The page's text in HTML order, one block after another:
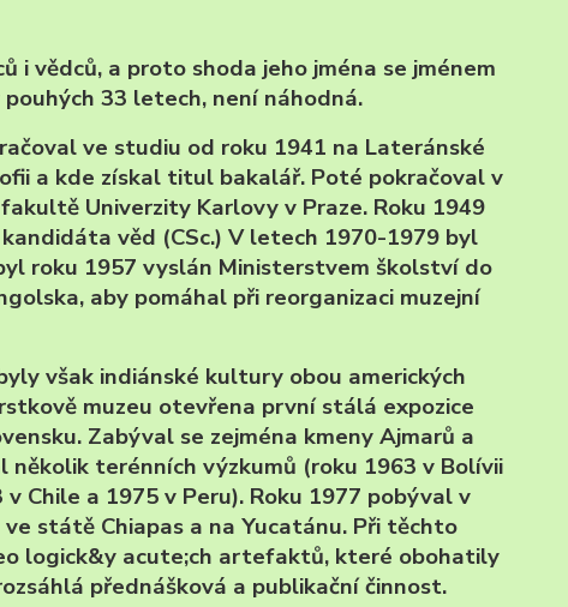
i vědců, a proto shoda jeho jména se jménem
33 letech, není náhodná.
ve studiu od roku 1941 na Lateránské
a kde získal titul bakalář. Poté pokračoval v
Univerzity Karlovy v Praze. Roku 1949
věd (CSc.) V letech 1970-1979 byl
roku 1957 vyslán Ministerstvem školství do
aby pomáhal při reorganizaci muzejní
však indiánské kultury obou amerických
muzeu otevřena první stálá expozice
Zabýval se zejména kmeny Ajmarů a
několik terénních výzkumů (roku 1963 v Bolívii
Chile a 1975 v Peru). Roku 1977 pobýval v
státě Chiapas a na Yucatánu. Při těchto
logick&y acute;ch artefaktů, které obohatily
přednášková a publikační činnost.